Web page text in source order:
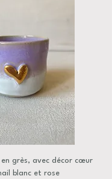
grès, avec décor cœur
blanc et rose